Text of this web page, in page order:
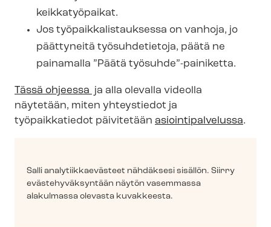
keikkatyöpaikat.
Jos työ­paik­ka­lis­tauk­ses­sa on vanhoja, jo
päättyneitä työsuhdetietoja, päätä ne
painamalla ”Päätä työsuhde”-painiketta.
Tässä ohjeessa ja alla olevalla videolla
näytetään, miten yhteystiedot ja
työpaikkatiedot päivitetään asioin­ti­pal­ve­lus­sa.
Salli ana­ly­tiik­kae­väs­teet nähdäksesi sisällön. Siirry
eväs­te­hy­väk­syn­tään näytön vasemmassa
alakulmassa olevasta kuvakkeesta.